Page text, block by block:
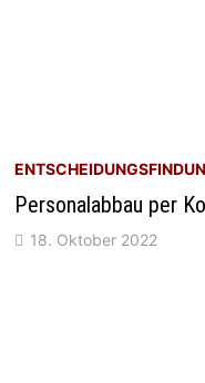
Personalabbau per
18. Oktober 2022